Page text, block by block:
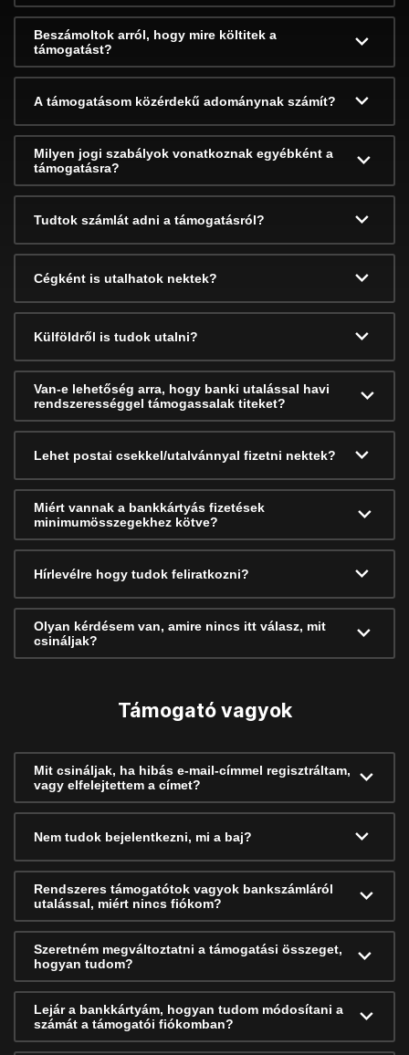
Beszámoltok arról, hogy mire költitek a
támogatást?
A támogatásom közérdekű adománynak számít?
Milyen jogi szabályok vonatkoznak egyébként a
támogatásra?
Tudtok számlát adni a támogatásról?
Cégként is utalhatok nektek?
Külföldről is tudok utalni?
Van-e lehetőség arra, hogy banki utalással havi
rendszerességgel támogassalak titeket?
Lehet postai csekkel/utalvánnyal fizetni nektek?
Miért vannak a bankkártyás fizetések
minimumösszegekhez kötve?
Hírlevélre hogy tudok feliratkozni?
Olyan kérdésem van, amire nincs itt válasz, mit
csináljak?
Támogató vagyok
Mit csináljak, ha hibás e-mail-címmel regisztráltam,
vagy elfelejtettem a címet?
Nem tudok bejelentkezni, mi a baj?
Rendszeres támogatótok vagyok bankszámláról
utalással, miért nincs fiókom?
Szeretném megváltoztatni a támogatási összeget,
hogyan tudom?
Lejár a bankkártyám, hogyan tudom módosítani a
számát a támogatói fiókomban?